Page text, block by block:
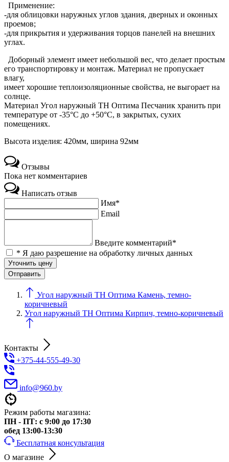
Применение:
-для облицовки наружных углов здания, дверных и оконных
проемов;
-для прикрытия и удерживания торцов панелей на внешних
углах.
Доборный элемент имеет небольшой вес, что делает простым
его транспортировку и монтаж. Материал не пропускает
влагу,
имеет хорошие теплоизоляционные свойства, не выгорает на
солнце.
Материал Угол наружный ТН Оптима Песчаник хранить при
температуре от -35°С до +50°С, в закрытых, сухих
помещениях.
Высота изделия: 420мм, ширина 92мм
Отзывы
Пока нет комментариев
Написать отзыв
Имя*
Email
Введите комментарий*
* Я даю разрешение на обработку личных данных
Уточнить цену
Угол наружный ТН Оптима Камень, темно-
коричневый
Угол наружный ТН Оптима Кирпич, темно-коричневый
Контакты
+375-44-555-49-30
info@960.by
Режим работы магазина:
ПН - ПТ: с 9:00 до 17:30
обед 13:00-13:30
Бесплатная консультация
О магазине